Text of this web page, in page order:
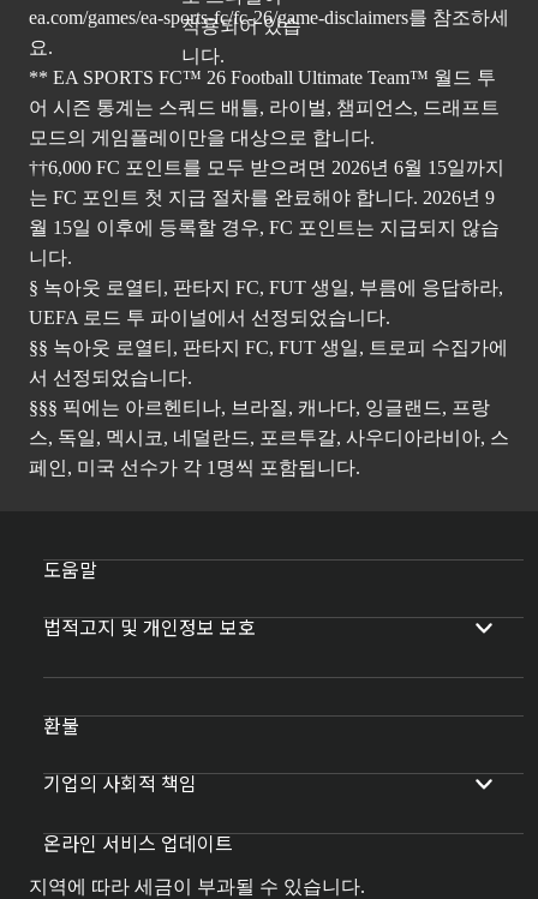
ea.com/games/ea-sports-fc/fc-26/game-disclaimers를 참조하세
요.
** EA SPORTS FC™ 26 Football Ultimate Team™ 월드 투
어 시즌 통계는 스쿼드 배틀, 라이벌, 챔피언스, 드래프트
모드의 게임플레이만을 대상으로 합니다.
††6,000 FC 포인트를 모두 받으려면 2026년 6월 15일까지
는 FC 포인트 첫 지급 절차를 완료해야 합니다. 2026년 9
월 15일 이후에 등록할 경우, FC 포인트는 지급되지 않습
니다.
§ 녹아웃 로열티, 판타지 FC, FUT 생일, 부름에 응답하라,
UEFA 로드 투 파이널에서 선정되었습니다.
§§ 녹아웃 로열티, 판타지 FC, FUT 생일, 트로피 수집가에
서 선정되었습니다.
§§§ 픽에는 아르헨티나, 브라질, 캐나다, 잉글랜드, 프랑
스, 독일, 멕시코, 네덜란드, 포르투갈, 사우디아라비아, 스
페인, 미국 선수가 각 1명씩 포함됩니다.
도움말
법적고지 및 개인정보 보호
환불
기업의 사회적 책임
온라인 서비스 업데이트
지역에 따라 세금이 부과될 수 있습니다.